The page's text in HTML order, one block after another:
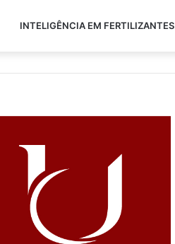
INTELIGÊNCIA EM FERTILIZANTES